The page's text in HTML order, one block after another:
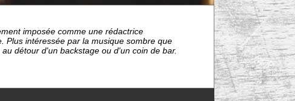
imposée comme une rédactrice
Plus intéressée par la musique sombre que
détour d'un backstage ou d'un coin de bar.